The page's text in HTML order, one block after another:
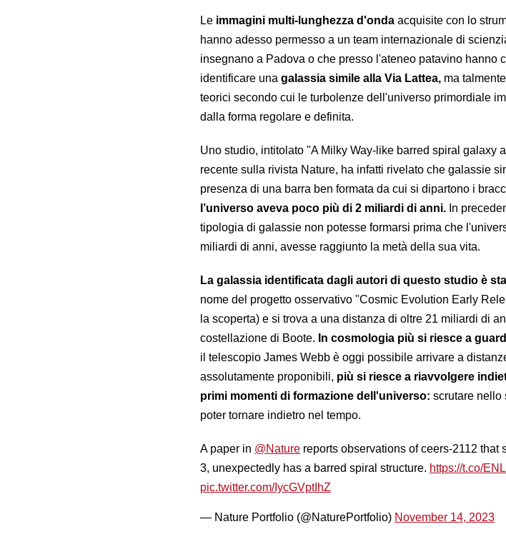
Le immagini multi-lunghezza d'onda acquisite con lo
hanno adesso permesso a un team internazionale di
insegnano a Padova o che presso l'ateneo patavino hanno
identificare una galassia simile alla Via Lattea, ma
teorici secondo cui le turbolenze dell'universo primordiale
dalla forma regolare e definita.
Uno studio, intitolato "A Milky Way-like barred spiral galaxy
recente sulla rivista Nature, ha infatti rivelato che galassie
presenza di una barra ben formata da cui si dipartono i
l’universo aveva poco più di 2 miliardi di anni. In
tipologia di galassie non potesse formarsi prima che
miliardi di anni, avesse raggiunto la metà della sua vita.
La galassia identificata dagli autori di questo studio è
nome del progetto osservativo "Cosmic Evolution Early
la scoperta) e si trova a una distanza di oltre 21 miliardi di
costellazione di Boote. In cosmologia più si riesce a
il telescopio James Webb è oggi possibile arrivare a
assolutamente proponibili, più si riesce a riavvolgere
primi momenti di formazione dell'universo: scrutare nello
poter tornare indietro nel tempo.
A paper in @Nature reports observations of ceers-2112 that
3, unexpectedly has a barred spiral structure. https://t.co/
pic.twitter.com/IycGVptIhZ
— Nature Portfolio (@NaturePortfolio) November 14, 2023